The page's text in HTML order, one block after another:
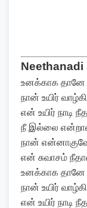
Neethanadi
உனக்காக தானே
நான் உயிர்
என் உயிர் நாடி
நீ இல்லை
நான்
என் சுவாசம்
உனக்காக தானே
நான் உயிர்
என் உயிர் நாடி